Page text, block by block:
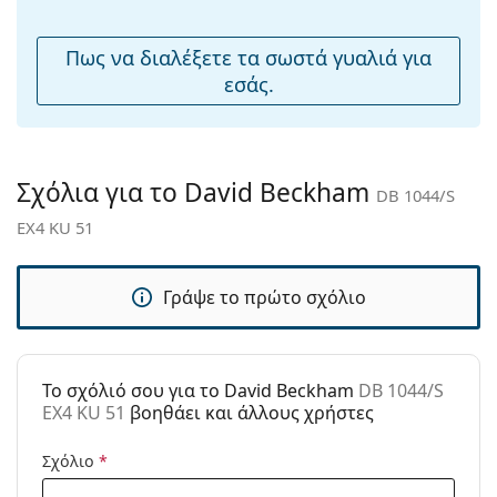
Αξεσουάρ
θήκη:
Άλλα
Τύπος:
David Beckham
Χρήση:
Μόδα
Προϊόντος /
DB 1044/S EX4 KU 51
Πως να διαλέξετε τα σωστά γυαλιά για
εσάς.
Σχόλια για το David Beckham DB 1044/S
EX4 KU 51
Γράψε το πρώτο σχόλιο
To σχόλιό σου για το David Beckham DB 1044/S
EX4 KU 51 βοηθάει και άλλους χρήστες
Σχόλιο *